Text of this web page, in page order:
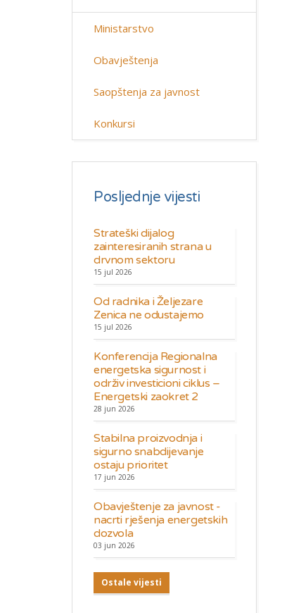
Ministarstvo
Obavještenja
Saopštenja za javnost
Konkursi
Posljednje vijesti
Strateški dijalog
zainteresiranih strana u
drvnom sektoru
15 jul 2026
Od radnika i Željezare
Zenica ne odustajemo
15 jul 2026
Konferencija Regionalna
energetska sigurnost i
održiv investicioni ciklus –
Energetski zaokret 2
28 jun 2026
Stabilna proizvodnja i
sigurno snabdijevanje
ostaju prioritet
17 jun 2026
Obavještenje za javnost -
nacrti rješenja energetskih
dozvola
03 jun 2026
Ostale vijesti